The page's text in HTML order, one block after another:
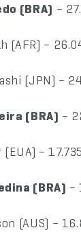
(BRA) –
(AFR) –
(JPN) –
(BRA) –
– 17.735
(BRA) –
(AUS) –